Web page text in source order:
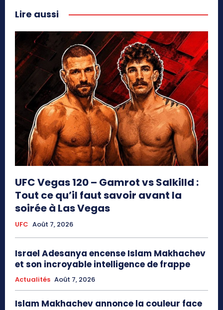
Lire aussi
UFC Vegas 120 – Gamrot vs Salkilld :
Tout ce qu’il faut savoir avant la
soirée à Las Vegas
UFC Août 7, 2026
Israel Adesanya encense Islam Makhachev
et son incroyable intelligence de frappe
Actualités Août 7, 2026
Islam Makhachev annonce la couleur face